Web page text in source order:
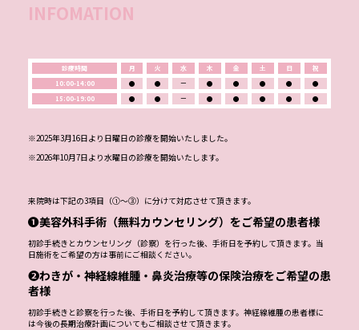
INFOMATION
診療時間 月 火 水 木 金 土 日
祝
10:00-14:00
● ● ー ● ● ● ●
●
15:00-19:00
● ● ー ● ● ● ● ●
※2025年3月16日より日曜日の診療を開始いたしました。
※2026年10月7日より水曜日の診療を開始いたします。
来院時は下記の3項目（①～③）に分けて対応させて頂きます。
❶美容外科手術（無料カウンセリング）をご希望の患者様
初診手続きとカウンセリング（診察）を行った後、手術日を予約して頂きます。当
日施術をご希望の方は事前にご相談ください。
❷わきが・神経線維腫・鼻炎治療等の保険治療をご希望の患
者様
初診手続きと診察を行った後、手術日を予約して頂きます。神経線維腫の患者様に
は今後の長期治療計画についてもご相談させて頂きます。